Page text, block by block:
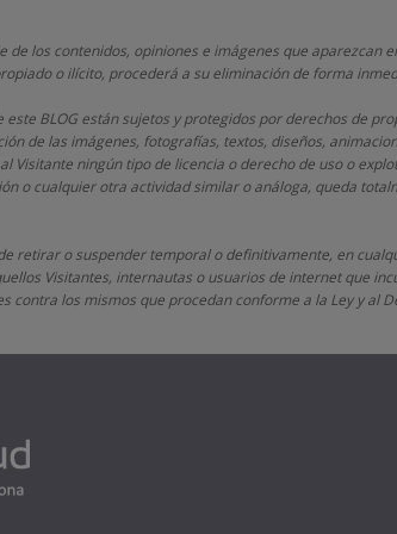
de los contenidos, opiniones e imágenes que aparezcan
o ilícito, procederá a su eliminación de forma
este BLOG están sujetos y protegidos por derechos de
de las imágenes, fotografías, textos, diseños,
Visitante ningún tipo de licencia o derecho de uso o
o cualquier otra actividad similar o análoga, queda
retirar o suspender temporal o definitivamente, en
Visitantes, internautas o usuarios de internet que
contra los mismos que procedan conforme a la Ley y al